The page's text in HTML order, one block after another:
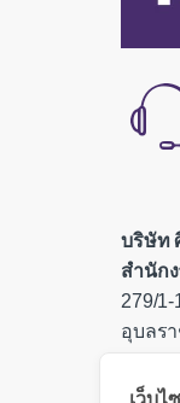
บริษัท
สำนัก
279/
อุบลร
เว็บ